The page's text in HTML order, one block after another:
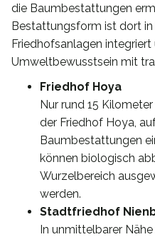
die Baumbestattungen
Bestattungsform ist dort
Friedhofsanlagen
Umweltbewusstsein mit
Friedhof Hoya
Nur rund 15
der Friedhof Hoya,
Baumbestattungen
können biologisch
Wurzelbereich
werden.
Stadtfriedhof
In unmittelbarer